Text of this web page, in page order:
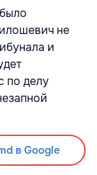
не
и
по делу
в Google